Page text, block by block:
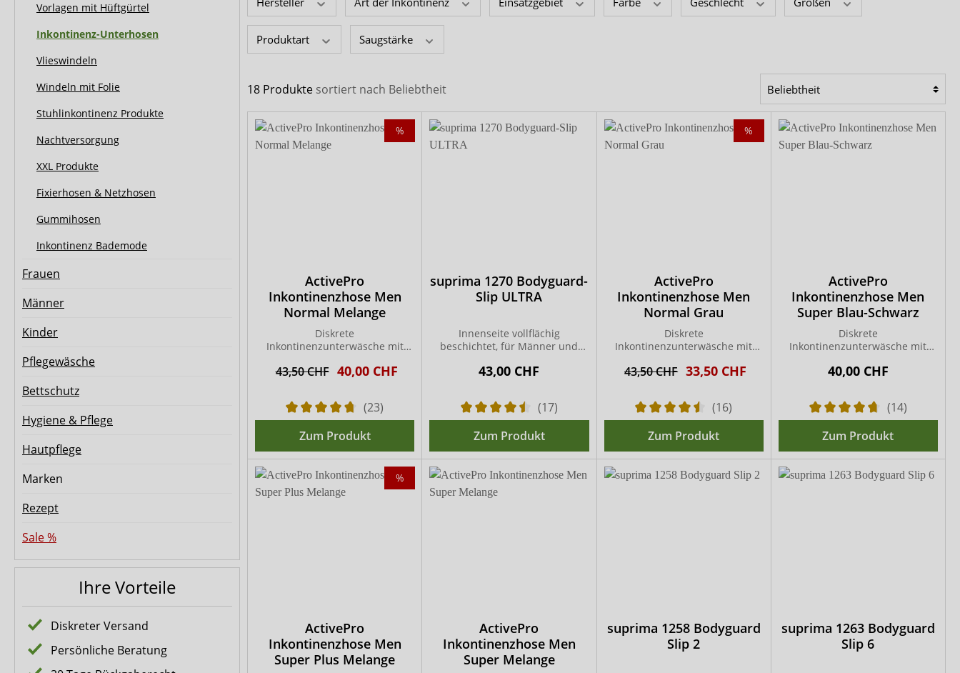
Ultrana MedLogics
Fresubin
Vorlagen mit Hüftgürtel
Inkontinenz-Unterhosen
Vlieswindeln
Windeln mit Folie
Stuhlinkontinenz Produkte
Nachtversorgung
XXL Produkte
Fixierhosen & Netzhosen
Gummihosen
Inkontinenz Bademode
Frauen
Männer
Kinder
Pflegewäsche
Bettschutz
Hygiene & Pflege
Hautpflege
Marken
Rezept
Sale %
Ihre Vorteile
Diskreter Versand
Persönliche Beratung
Produktart Saugstärke
18 Produkte sortiert nach Beliebtheit
%
ActivePro
Inkontinenzhose Men
Normal Melange
Diskrete
Inkontinenzunterwäsche mit
43,50 CHF 40,00 CHF
(23)
Zum Produkt
suprima 1270 Bodyguard-
Slip ULTRA
Innenseite vollflächig
beschichtet, für Männer und
43,00 CHF
(17)
Zum Produkt
%
ActivePro
Inkontinenzhose Men
Normal Grau
Diskrete
Inkontinenzunterwäsche mit
43,50 CHF 33,50 CHF
(16)
Zum Produkt
ActivePro
Inkontinenzhose Men
Super Blau-Schwarz
Diskrete
Inkontinenzunterwäsche mit
40,00 CHF
(14)
Zum Produkt
%
ActivePro
Inkontinenzhose Men
Super Plus Melange
ActivePro
Inkontinenzhose Men
Super Melange
suprima 1258 Bodyguard
Slip 2
suprima 1263 Bodyguard
Slip 6